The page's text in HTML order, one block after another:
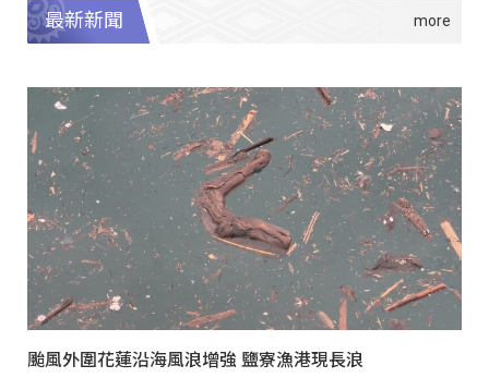
最新新聞
颱風外圍花蓮沿海風浪增強 鹽寮漁港現長浪